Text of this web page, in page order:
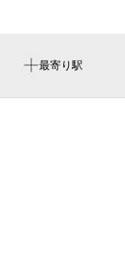
最寄り駅
平野駅
yanmar stadium nagai
平野西会館
即法寺
周辺にイベントが見